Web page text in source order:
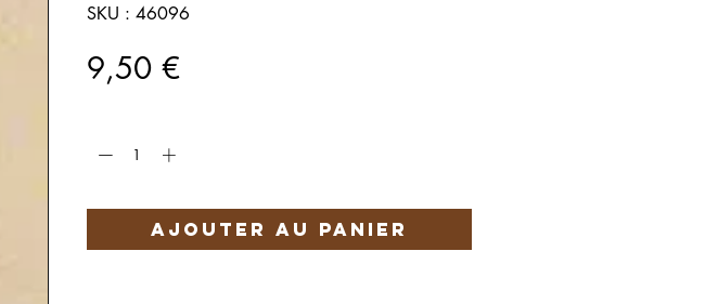
SKU : 46096
9,50 €Prix
Ajouter au panier